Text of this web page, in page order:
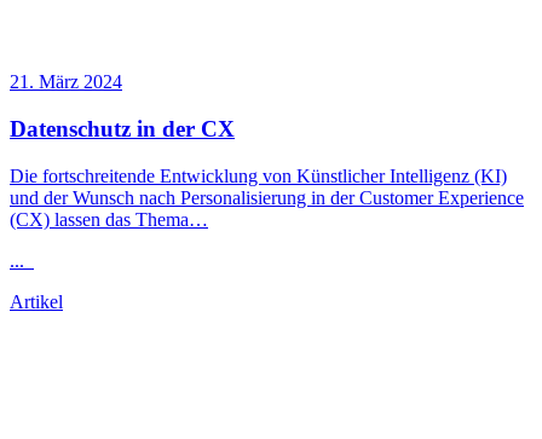
21. März 2024
Datenschutz in der CX
Die fortschreitende Entwicklung von Künstlicher Intelligenz (KI)
und der Wunsch nach Personalisierung in der Customer Experience
(CX) lassen das Thema…
...
Artikel